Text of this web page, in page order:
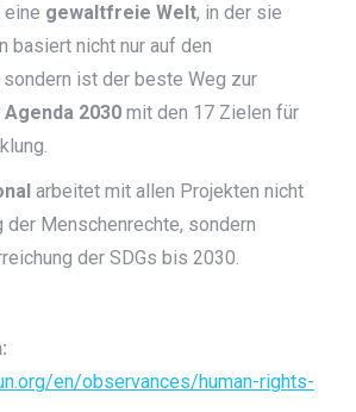
eine gewaltfreie Welt, in der sie
basiert nicht nur auf den
ist der beste Weg zur
Agenda 2030 mit den 17 Zielen für
arbeitet mit allen Projekten nicht
der Menschenrechte, sondern
der SDGs bis 2030.
en/observances/human-rights-